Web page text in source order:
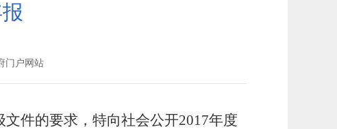
门户网站
件的要求，特向社会公开2017年度